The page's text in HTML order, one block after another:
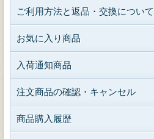
ご利用方法と返品・交換について
お気に入り商品
入荷通知商品
注文商品の確認・キャンセル
商品購入履歴